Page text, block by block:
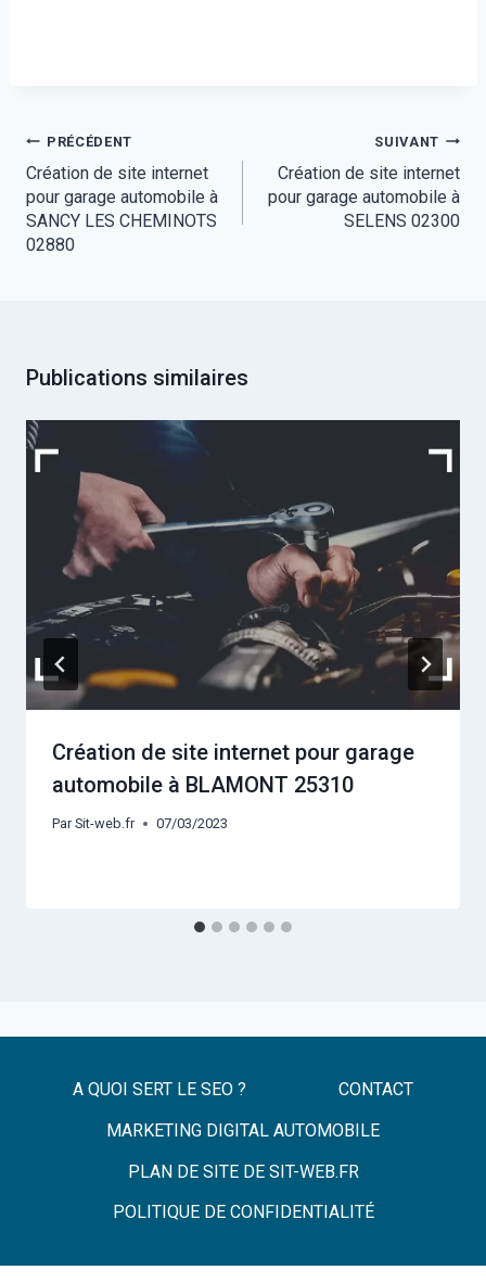
Navigation
de
l’article
PRÉCÉDENT
Création de site internet
pour garage automobile à
SANCY LES CHEMINOTS
02880
SUIVANT
Création de site internet
pour garage automobile à
SELENS 02300
Publications similaires
Création de site internet pour garage
automobile à BLAMONT 25310
Par Sit-web.fr 07/03/2023
A QUOI SERT LE SEO ?
CONTACT
MARKETING DIGITAL AUTOMOBILE
PLAN DE SITE DE SIT-WEB.FR
POLITIQUE DE CONFIDENTIALITÉ